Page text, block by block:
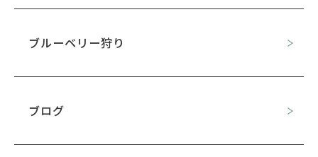
ブルーベリー狩り
ブログ